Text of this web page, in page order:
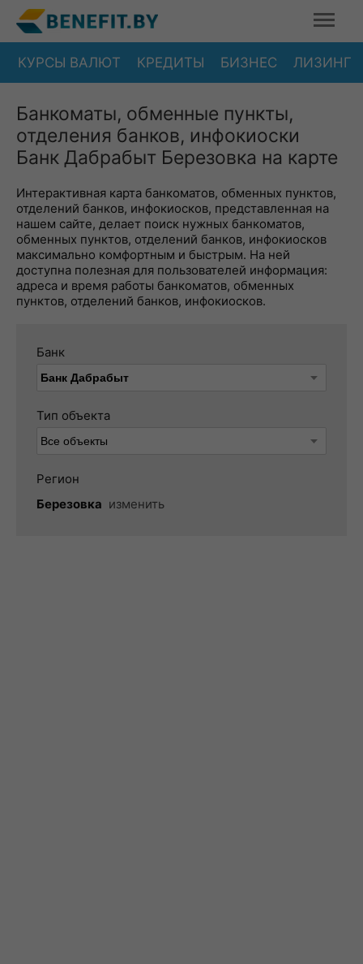
КУРСЫ ВАЛЮТ КРЕДИТЫ БИЗНЕС ЛИЗИНГ
Банкоматы, обменные пункты,
отделения банков, инфокиоски
Банк Дабрабыт Березовка на карте
Интерактивная карта банкоматов, обменных пунктов,
отделений банков, инфокиосков, представленная на
нашем сайте, делает поиск нужных банкоматов,
обменных пунктов, отделений банков, инфокиосков
максимально комфортным и быстрым. На ней
доступна полезная для пользователей информация:
адреса и время работы банкоматов, обменных
пунктов, отделений банков, инфокиосков.
Банк
Тип объекта
Регион
Березовка изменить